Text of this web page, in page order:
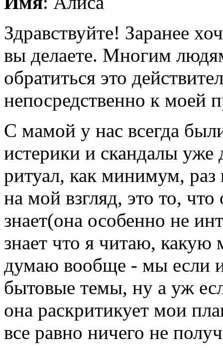
Здравствуйте! Заранее
вы делаете. Многим
обратиться это
непосредственно к моей
С мамой у нас всегда
истерики и скандалы уже
ритуал, как минимум,
на мой взгляд, это то,
знает(она особенно не
знает что я читаю,
думаю вообще - мы если и
бытовые темы, ну а уж
она раскритикует мои
все равно ничего не